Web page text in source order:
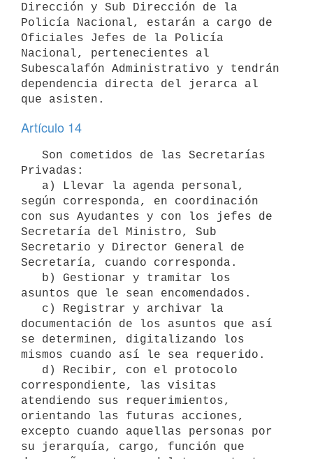
Dirección y Sub Dirección de la
Policía Nacional, estarán a cargo de
Oficiales Jefes de la Policía
Nacional, pertenecientes al
Subescalafón Administrativo y tendrán
dependencia directa del jerarca al
Artículo 14
Privadas:
según corresponda, en coordinación
con sus Ayudantes y con los jefes de
Secretaría del Ministro, Sub
Secretario y Director General de
Secretaría, cuando corresponda.
asuntos que le sean encomendados.
documentación de los asuntos que así
se determinen, digitalizando los
mismos cuando así le sea requerido.
correspondiente, las visitas
atendiendo sus requerimientos,
orientando las futuras acciones,
excepto cuando aquellas personas por
su jerarquía, cargo, función que